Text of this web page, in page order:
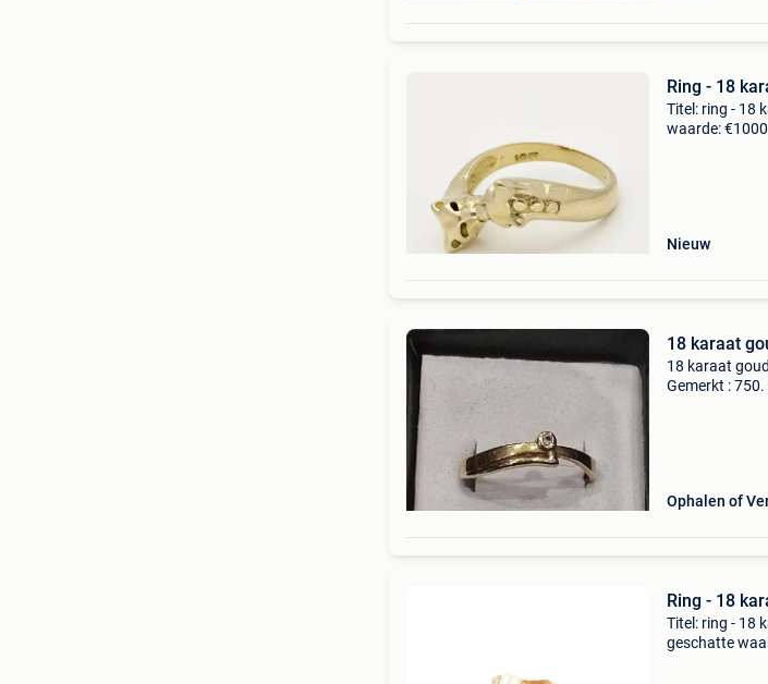
Ring - 18
Titel: ring - 18
waarde:
Nieuw
18 karaat
18 karaat
Gemerkt :
Ophalen of
Ring - 18
Titel: ring - 18
geschatte